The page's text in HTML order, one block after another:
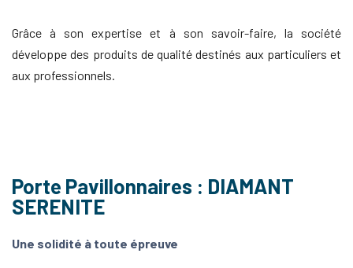
Grâce à son expertise et à son savoir-faire, la société
développe des produits de qualité destinés aux particuliers et
aux professionnels.
Porte Pavillonnaires : DIAMANT
SERENITE
Une solidité à toute épreuve